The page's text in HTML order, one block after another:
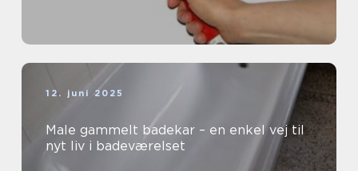
12. juni 2025
Male gammelt badekar – en enkel vej til
nyt liv i badeværelset